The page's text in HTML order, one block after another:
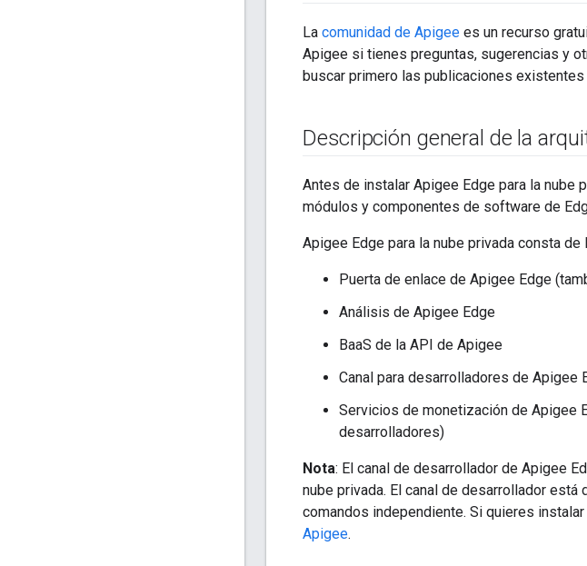
La comunidad de Apigee es un recurso
Apigee si tienes preguntas, sugerencias y
buscar primero las publicaciones
Descripción general de la
Antes de instalar Apigee Edge para la nube
módulos y componentes de software de
Apigee Edge para la nube privada consta
Puerta de enlace de Apigee Edge
Análisis de Apigee Edge
BaaS de la API de Apigee
Canal para desarrolladores de Apigee
Servicios de monetización de Apigee
desarrolladores)
Nota: El canal de desarrollador de Apigee
nube privada. El canal de desarrollador
comandos independiente. Si quieres
Apigee.